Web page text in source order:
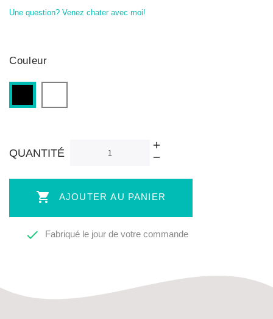
Une question? Venez chater avec moi!
Couleur
QUANTITÉ
 AJOUTER AU PANIER
 Fabriqué le jour de votre commande